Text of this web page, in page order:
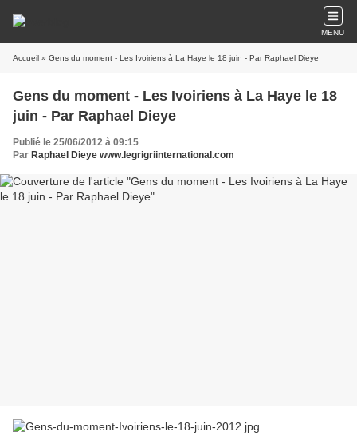
MENU
Accueil » Gens du moment - Les Ivoiriens à La Haye le 18 juin - Par Raphael Dieye
Gens du moment - Les Ivoiriens à La Haye le 18
juin - Par Raphael Dieye
Publié le 25/06/2012 à 09:15
Par Raphael Dieye www.legrigriinternational.com